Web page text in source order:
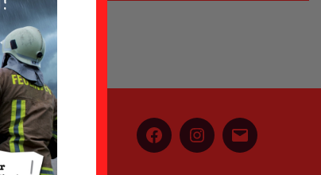
FacebookInstagram
E-